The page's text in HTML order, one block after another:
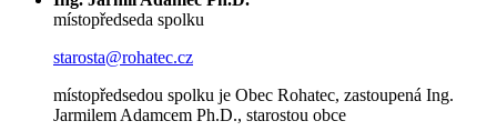
místopředseda spolku
starosta@rohatec.cz
místopředsedou spolku je Obec Rohatec, zastoupená Ing.
Jarmilem Adamcem Ph.D., starostou obce